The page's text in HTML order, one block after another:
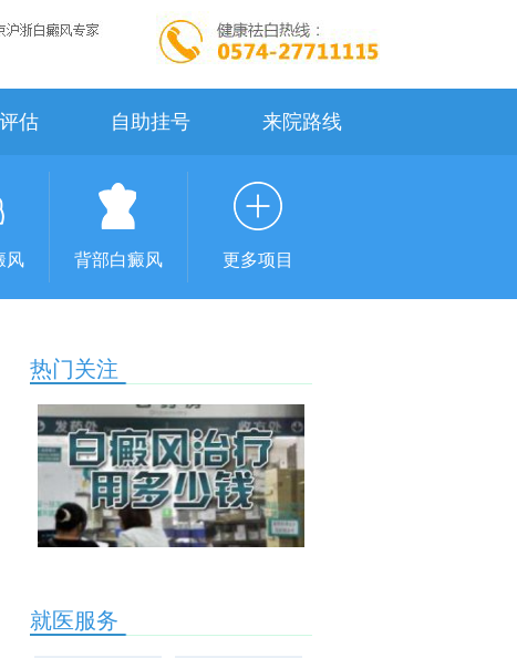
估 自助挂号 来院路线
风 背部白癜风 更多项目
热门关注
就医服务